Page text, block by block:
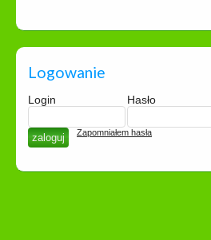
Logowanie
Login Hasło
Zapomniałem hasła